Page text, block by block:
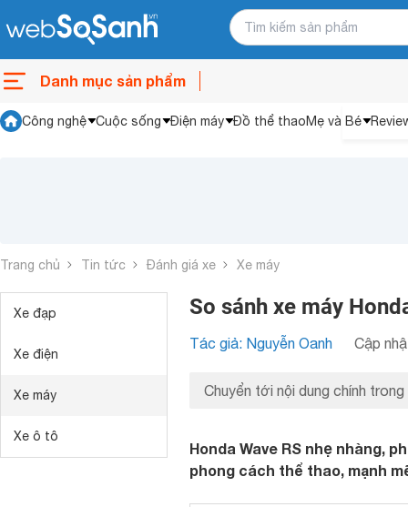
Danh mục sản phẩm
Công nghệ Cuộc sống Điện máy Đồ thể thaoMẹ và Bé
Trang chủ Tin tức Đánh giá xe Xe máy
Xe đạp
Xe điện
Xe máy
Xe ô tô
So sánh xe máy
Tác giả: Nguyễn Oanh Cập
Chuyển tới nội dung chính trong
Honda Wave RS nhẹ nhàng,
phong cách thể thao, mạnh